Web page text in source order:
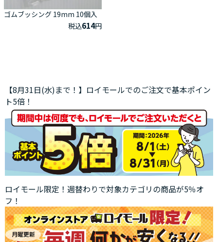
ゴムブッシング 19mm 10個入
税込614円
【8月31日(水)まで！】ロイモールでのご注文で基本ポイン
ト5倍！
ロイモール限定！週替わりで対象カテゴリの商品が5％オ
フ！